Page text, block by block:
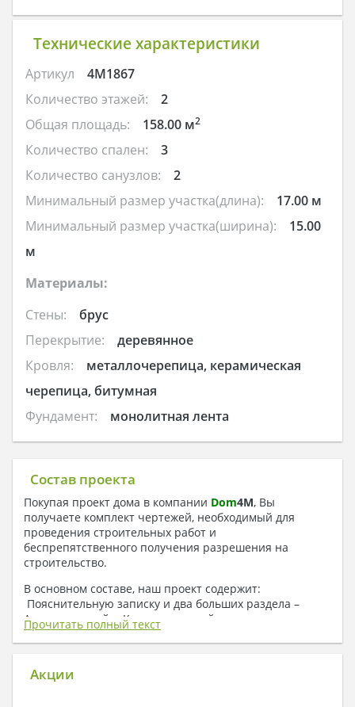
Технические характеристики
Артикул
4M1867
Количество этажей:
2
Общая площадь:
158.00 м2
Количество спален:
3
Количество санузлов:
2
Минимальный размер участка(длина):
17.00 м
Минимальный размер участка(ширина):
15.00
м
Материалы:
Стены:
брус
Перекрытие:
деревянное
Кровля:
металлочерепица, керамическая
черепица, битумная
Фундамент:
монолитная лента
Состав проекта
Покупая проект дома в компании Dom4M, Вы
получаете комплект чертежей, необходимый для
проведения строительных работ и
беспрепятственного получения разрешения на
строительство.
В основном составе, наш проект содержит:
Пояснительную записку и два больших раздела –
Архитектурный и Конструктивный.
1. В состав Архитектурного раздела входят:
Поэтажные планы
Прочитать полный текст
Акции